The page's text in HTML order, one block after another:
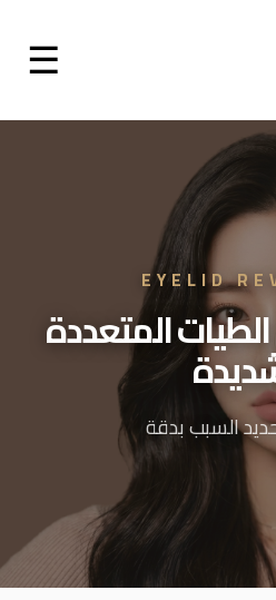
☰
EYELID
المتعددة
السبب بدقة